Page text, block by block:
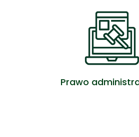
Prawo